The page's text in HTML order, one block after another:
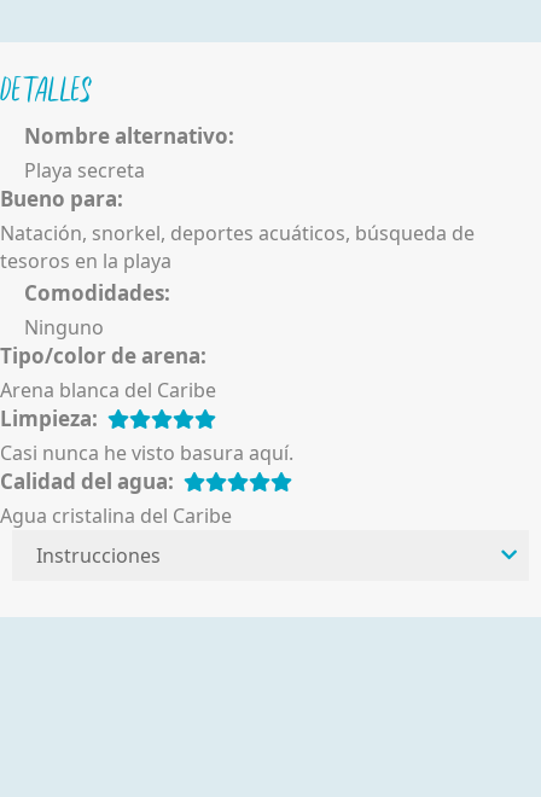
Detalles
Nombre alternativo:
Playa secreta
Bueno para:
Natación, snorkel, deportes acuáticos, búsqueda de
tesoros en la playa
Comodidades:
Ninguno
Tipo/color de arena:
Arena blanca del Caribe
Limpieza:
Casi nunca he visto basura aquí.
Calidad del agua:
Agua cristalina del Caribe
Instrucciones